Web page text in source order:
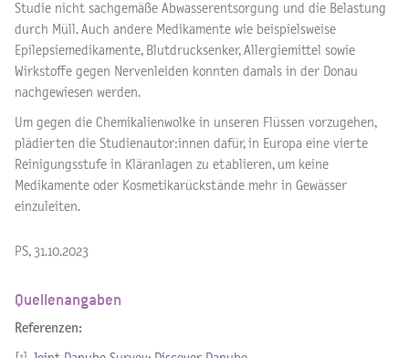
Studie nicht sachgemäße Abwasserentsorgung und die Belastung
durch Müll. Auch andere Medikamente wie beispielsweise
Epilepsiemedikamente, Blutdrucksenker, Allergiemittel sowie
Wirkstoffe gegen Nervenleiden konnten damals in der Donau
nachgewiesen werden.
Um gegen die Chemikalienwolke in unseren Flüssen vorzugehen,
plädierten die Studienautor:innen dafür, in Europa eine vierte
Reinigungsstufe in Kläranlagen zu etablieren, um keine
Medikamente oder Kosmetikarückstände mehr in Gewässer
einzuleiten.
PS, 31.10.2023
Quellenangaben
Referenzen: